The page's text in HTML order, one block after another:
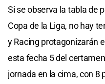
Si se observa la tabla de
Copa de la Liga, no hay
y Racing protagonizarán
esta fecha 5 del
jornada en la cima, con 8